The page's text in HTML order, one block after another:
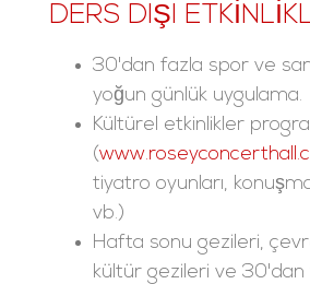
DERS DIŞI
30'dan fazla spor ve
yoğun günlük uygulama.
Kültürel etkinlikler
(
tiyatro oyunları,
vb.)
Hafta sonu gezileri,
kültür gezileri ve 30'dan